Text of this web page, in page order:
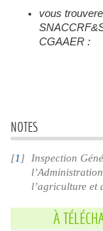
vous
CGAAER :
NOTES
[1 ]
Inspection
l’agriculture et
À